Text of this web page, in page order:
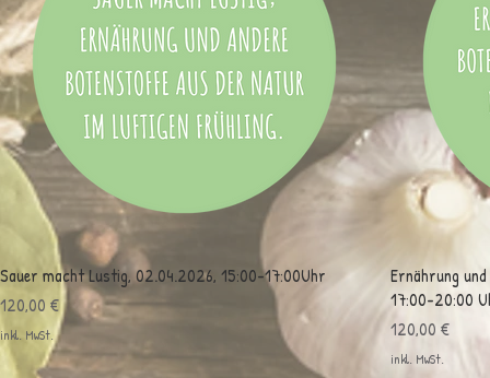
Sauer macht Lustig, 02.04.2026, 15:00-17:00Uhr
Preis
120,00 €
inkl. MwSt.
Ernährung
17:00-20:00
Preis
120,00 €
inkl. MwSt.